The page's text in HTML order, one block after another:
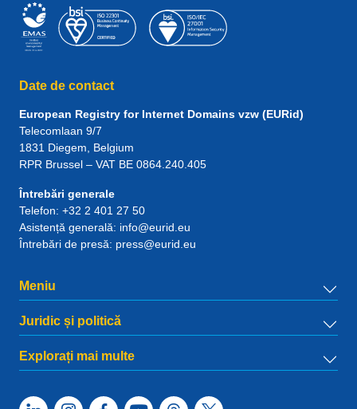
Date de contact
European Registry for Internet Domains vzw (EURid)
Telecomlaan 9/7
1831 Diegem, Belgium
RPR Brussel – VAT BE 0864.240.405
Întrebări generale
Telefon: +32 2 401 27 50
Asistență generală: info@eurid.eu
Întrebări de presă: press@eurid.eu
Meniu
Juridic și politică
Explorați mai multe